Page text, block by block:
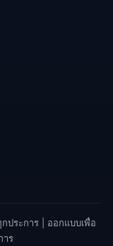
ประการ | ออกแบบเพื่อ
าร